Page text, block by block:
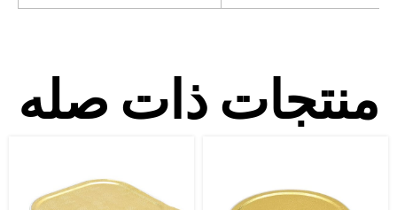
منتجات ذات صله